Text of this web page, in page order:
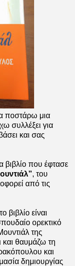
ποστάρω μια
συλλέξει για
και σας
βιβλίο που έφτασε
, του
από τις
βιβλίο είναι
ορεκτικό
της
και θαυμάζω τη
και
δημιουργίας